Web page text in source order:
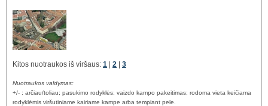
Kitos nuotraukos iš viršaus: 1 2 3
Nuotraukos valdymas:
+/- : arčiau/toliau; pasukimo rodyklės: vaizdo kampo pakeitimas; rodoma vieta keičiama
rodyklėmis viršutiniame kairiame kampe arba tempiant pele.